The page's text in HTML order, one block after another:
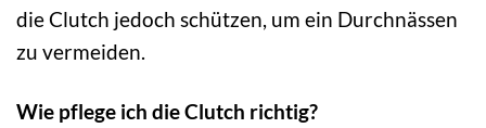
die Clutch jedoch schützen, um ein Durchnässen
zu vermeiden.
Wie pflege ich die Clutch richtig?